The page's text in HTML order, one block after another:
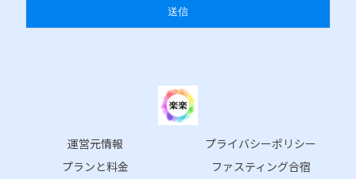
運営元情報
プライバシーポリシー
プランと料金
ファスティング合宿